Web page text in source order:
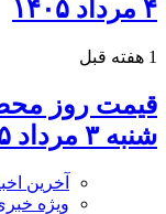
۴ مرداد ۱۴۰۵
1 هفته قبل
قیمت روز
شنبه ۳ مرداد ۱۴۰۵
آخرین
ویژه